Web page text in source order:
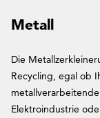
Metall
Die
Recycling, egal ob
Elektroindustrie